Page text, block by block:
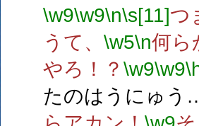
\w9\w9\n\s[11]つ
うて、 \w5\n何ら
やろ！？ \w9\w9
たのはうにゅう